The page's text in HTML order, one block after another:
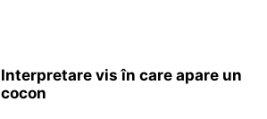
Interpretare vis în care apare un
cocon